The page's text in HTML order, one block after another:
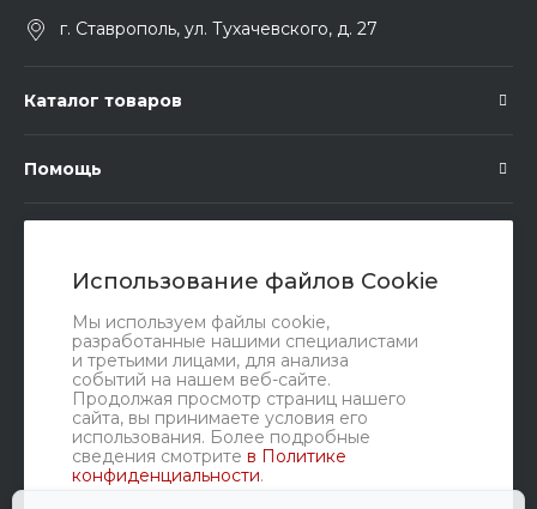
Использование файлов Cookie
Мы используем файлы cookie,
разработанные нашими специалистами
и третьими лицами, для анализа
событий на нашем веб-сайте.
Продолжая просмотр страниц нашего
сайта, вы принимаете условия его
использования. Более подробные
сведения смотрите в Политике
конфиденциальности.
г. Ставрополь, ул. Тухачевского, д. 27
Каталог товаров
Помощь
Мы в соц. сетях